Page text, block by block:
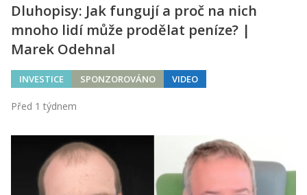
Dluhopisy: Jak fungují a proč na nich
mnoho lidí může prodělat peníze? |
Marek Odehnal
INVESTICE SPONZOROVÁNO VIDEO
Před 1 týdnem